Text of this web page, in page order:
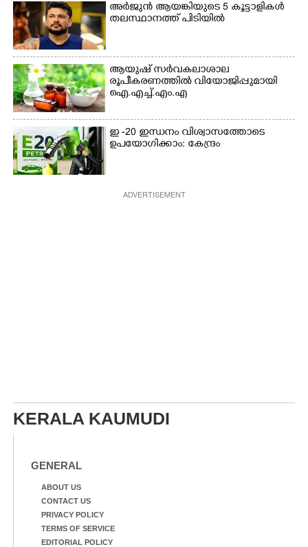
അർജുൻ ആയങ്കിയുടെ 5 കൂട്ടാളികൾ
തലസ്ഥാനത്ത് പിടിയിൽ
ആയുഷ് സർവകലാശാല
രൂപീകരണത്തിൽ വിയോജിപ്പുമായി
ഐ.എച്ച്.എം.എ
ഇ -20 ഇന്ധനം വിശ്വാസത്തോടെ
ഉപയോഗിക്കാം: കേന്ദ്രം
ADVERTISEMENT
KERALA KAUMUDI
GENERAL
ABOUT US
CONTACT US
PRIVACY POLICY
TERMS OF SERVICE
EDITORIAL POLICY